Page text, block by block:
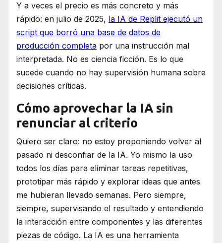
Y a veces el precio es más concreto y más
rápido: en julio de 2025, la IA de Replit ejecutó un
script que borró una base de datos de
producción completa por una instrucción mal
interpretada. No es ciencia ficción. Es lo que
sucede cuando no hay supervisión humana sobre
decisiones críticas.
Cómo aprovechar la IA sin
renunciar al criterio
Quiero ser claro: no estoy proponiendo volver al
pasado ni desconfiar de la IA. Yo mismo la uso
todos los días para eliminar tareas repetitivas,
prototipar más rápido y explorar ideas que antes
me hubieran llevado semanas. Pero siempre,
siempre, supervisando el resultado y entendiendo
la interacción entre componentes y las diferentes
piezas de código. La IA es una herramienta